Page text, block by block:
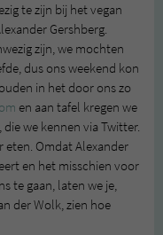
te zijn bij het vegan
Gershberg.
zijn, we mochten
dus ons weekend kon
in het door ons zo
en aan tafel kregen we
we kennen via Twitter.
eten. Omdat Alexander
en het misschien voor
te gaan, laten we je,
der Wolk, zien hoe